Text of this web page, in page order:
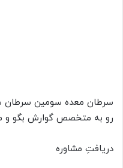
سرطان معده سومین سرطان
رو به متخصص گوارش بگو و
دریافتِ مشاوره